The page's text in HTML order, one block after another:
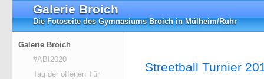
Galerie Broich
Die Fotoseite des Gymnasiums Broich in Mülheim/Ruhr
Galerie Broich
#ABI2020
Tag der offenen Tür
Streetball Turnier